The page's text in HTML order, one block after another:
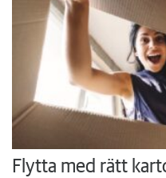
Flytta med rätt